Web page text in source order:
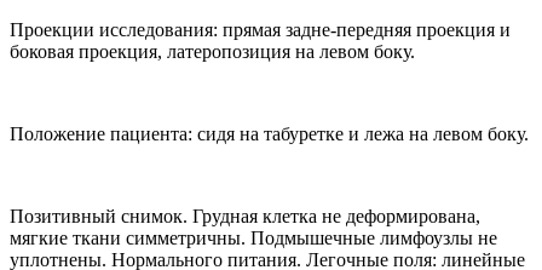
Проекции исследования: прямая задне-передняя проекция и
боковая проекция, латеропозиция на левом боку.
Положение пациента: сидя на табуретке и лежа на левом боку.
Позитивный снимок. Грудная клетка не деформирована,
мягкие ткани симметричны. Подмышечные лимфоузлы не
уплотнены. Нормального питания. Легочные поля: линейные